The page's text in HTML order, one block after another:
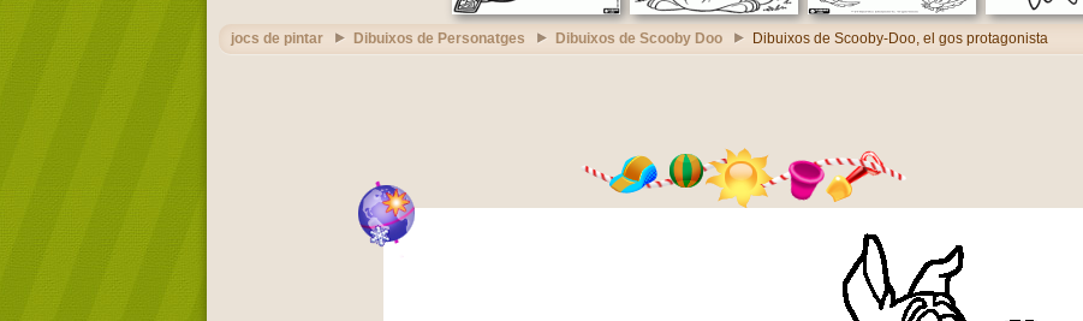
jocs de pintar Dibuixos de Personatges Dibuixos de Scooby Doo Dibuixos de Scooby-Doo, el gos protagonista